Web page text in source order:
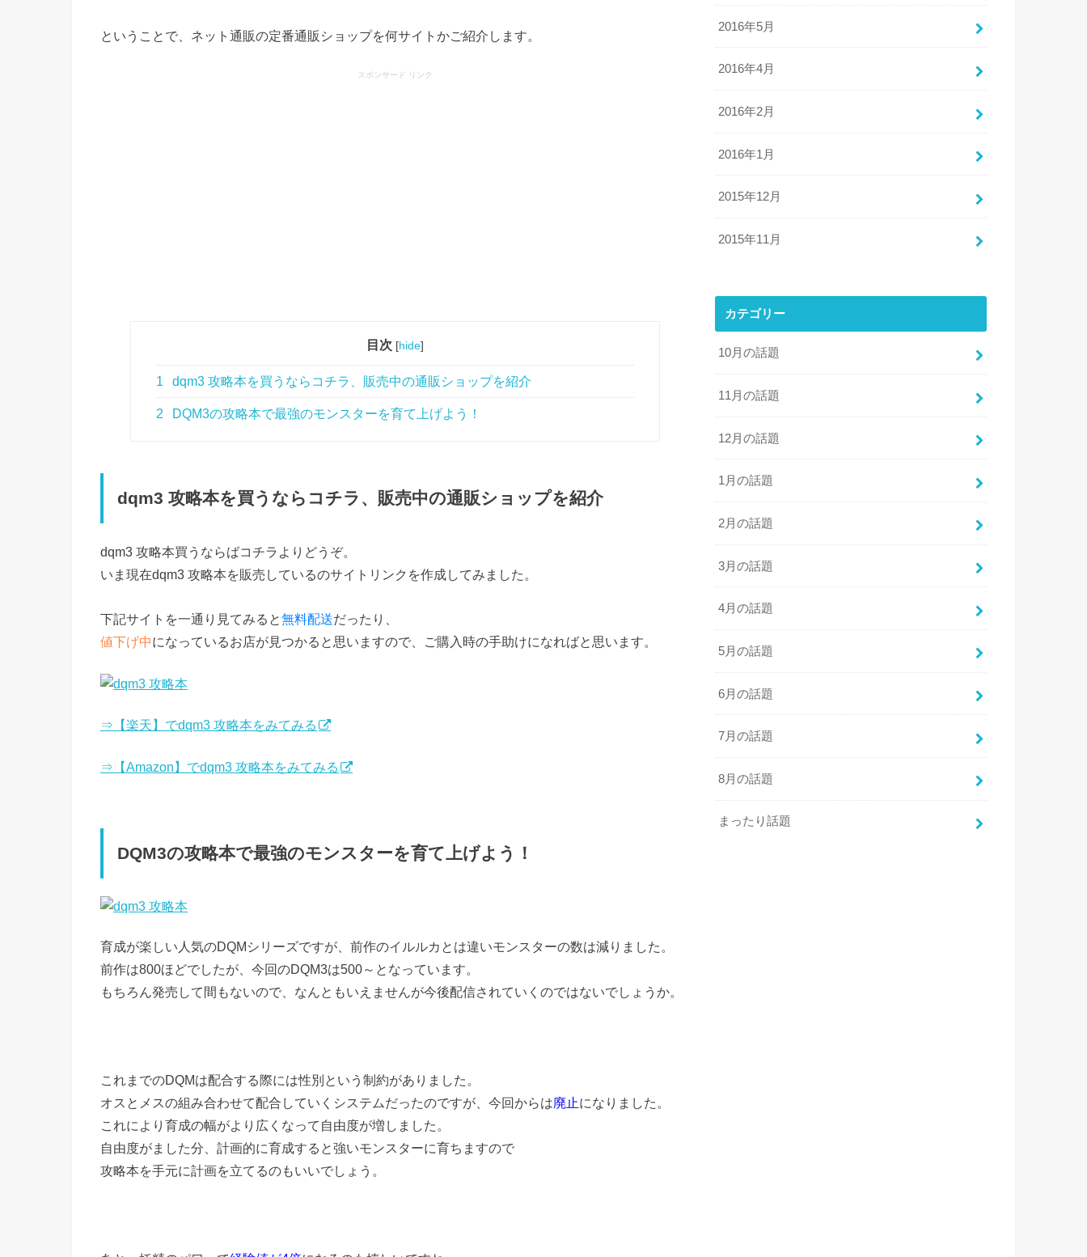
ということで、ネット通販の定番通販ショップを何サイトかご紹介します。
スポンサード リンク
目次 [hide]
1 dqm3 攻略本を買うならコチラ、販売中の通販ショップを紹介
2 DQM3の攻略本で最強のモンスターを育て上げよう！
dqm3 攻略本を買うならコチラ、販売中の通販ショップを紹介
dqm3 攻略本買うならばコチラよりどうぞ。
いま現在dqm3 攻略本を販売しているのサイトリンクを作成してみました。
下記サイトを一通り見てみると無料配送だったり、
値下げ中になっているお店が見つかると思いますので、ご購入時の手助けになればと思います。
⇒【楽天】でdqm3 攻略本をみてみる
⇒【Amazon】でdqm3 攻略本をみてみる
DQM3の攻略本で最強のモンスターを育て上げよう！
育成が楽しい人気のDQMシリーズですが、前作のイルルカとは違いモンスターの数は減りました。
前作は800ほどでしたが、今回のDQM3は500～となっています。
もちろん発売して間もないので、なんともいえませんが今後配信されていくのではないでしょうか。
これまでのDQMは配合する際には性別という制約がありました。
オスとメスの組み合わせて配合していくシステムだったのですが、今回からは廃止になりました。
これにより育成の幅がより広くなって自由度が増しました。
自由度がました分、計画的に育成すると強いモンスターに育ちますので
攻略本を手元に計画を立てるのもいいでしょう。
2016年5月
2016年4月
2016年2月
2016年1月
2015年12月
2015年11月
カテゴリー
10月の話題
11月の話題
12月の話題
1月の話題
2月の話題
3月の話題
4月の話題
5月の話題
6月の話題
7月の話題
8月の話題
まったり話題